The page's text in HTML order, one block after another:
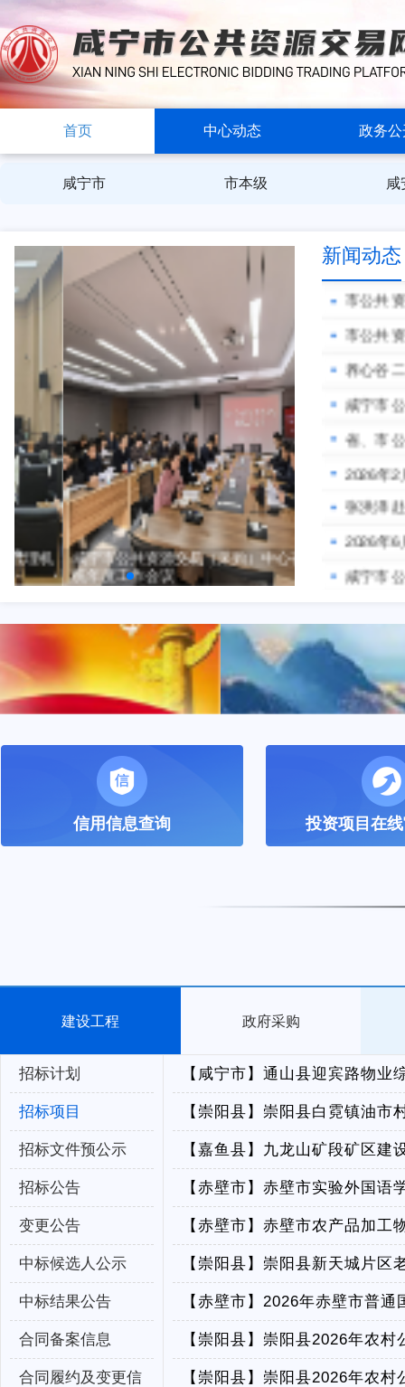
首页 中心动态 政务公
咸宁市 市本级 咸
机
咸宁市公共资源交易（采购）中心召开系
统年度工作会议
新闻动态
咸宁市
赤壁市
AI赋能
AI赋能
信用信息查询 投资项目在
建设工程 政府采购
招标计划
招标项目
招标文件预公示
招标公告
变更公告
中标候选人公示
中标结果公告
合同备案信息
合同履约及变更信
【咸宁市】 通山县迎宾路物业
【崇阳县】 崇阳县白霓镇油市
【嘉鱼县】 九龙山矿段矿区建
【赤壁市】 赤壁市实验外国语
【赤壁市】 赤壁市农产品加工
【崇阳县】 崇阳县新天城片区
【赤壁市】 2026年赤壁市普通
【崇阳县】 崇阳县2026年农村
【崇阳县】 崇阳县2026年农村